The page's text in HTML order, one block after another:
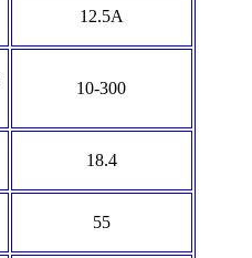
12.5A
10-300
18.4
55